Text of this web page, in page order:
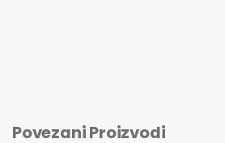
Povezani Proizvodi